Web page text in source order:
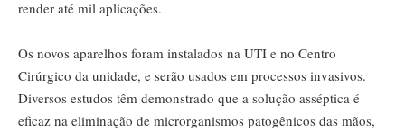
render até mil aplicações.
Os novos aparelhos foram instalados na UTI e no Centro
Cirúrgico da unidade, e serão usados em processos invasivos.
Diversos estudos têm demonstrado que a solução asséptica é
eficaz na eliminação de microrganismos patogênicos das mãos,